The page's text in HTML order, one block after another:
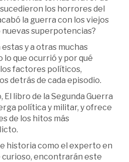
los horrores del
la guerra con los viejos
superpotencias?
y a otras muchas
que ocurrió y por qué
factores políticos,
detrás de cada episodio.
El libro de la Segunda Guerra
política y militar, y ofrece
de los hitos más
historia como el experto en
curioso, encontrarán este